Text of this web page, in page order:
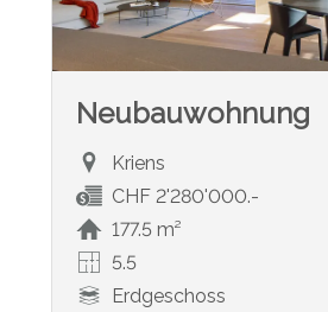
Neubauwohnung
Kriens
CHF 2'280'000.-
177.5 m²
5.5
Erdgeschoss